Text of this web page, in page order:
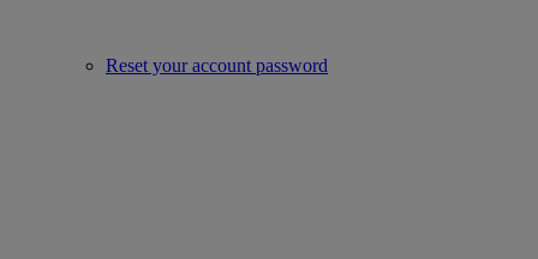
Reset your account password